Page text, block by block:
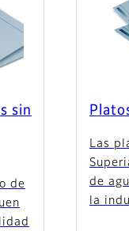
sin
de
Las
de
la